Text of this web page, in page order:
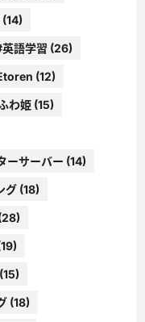
(14)
語学習 (26)
(12)
わ姫 (15)
ーサーバー (14)
グ (18)
(15)
(18)